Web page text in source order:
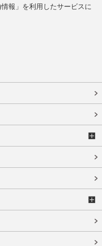
報」を利用したサービスに